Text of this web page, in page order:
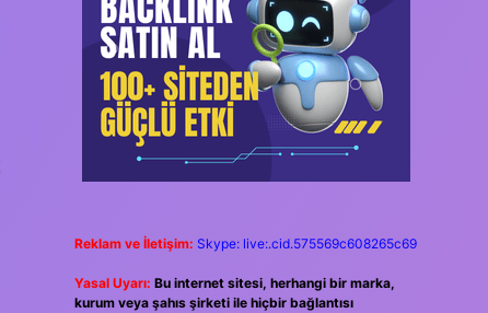
Reklam ve İletişim: Skype: live:.cid.575569c608265c69
Yasal Uyarı: Bu internet sitesi, herhangi bir marka,
kurum veya şahıs şirketi ile hiçbir bağlantısı